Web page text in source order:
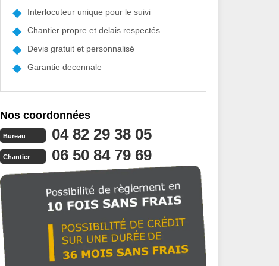
Interlocuteur unique pour le suivi
Chantier propre et delais respectés
Devis gratuit et personnalisé
Garantie decennale
Nos coordonnées
Bureau 04 82 29 38 05
Chantier 06 50 84 79 69